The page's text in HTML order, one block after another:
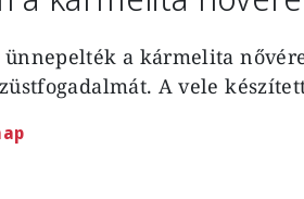
ünnepelték a kármelita
A vele